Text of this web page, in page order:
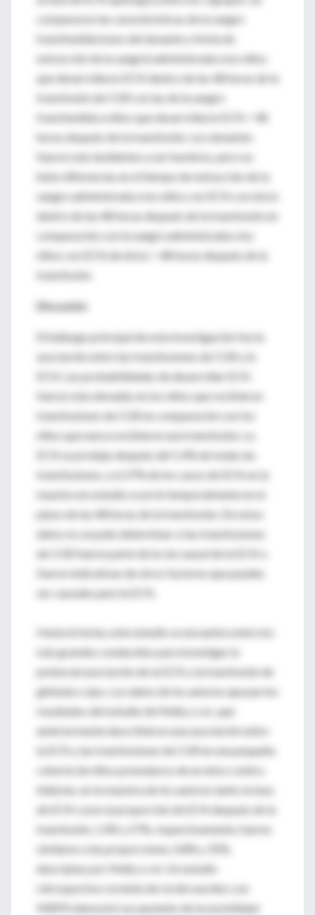
compararon las características de la sangre
transfundida (sexo del donante y fecha de
extracción de la sangre) administrada a los niños
que desarrollaron ECN dentro de las 48 horas de la
transfusión de CGR con las de la sangre
transfundida a niños que desarrollaron ECN > 48
horas después de la transfusión. Los donantes
fueron más tendientes a ser hombres, pero no
hubo diferencias en el tiempo de extracción de la
sangre administrada a los niños con ECN con inicio
dentro de las 48 horas después de la transfusión en
comparación con la sangre administrada a los
niños con ECN de inicio > 48 horas después de la
transfusión.
Discusión
El hallazgo principal de esta investigación fue la
asociación entre las transfusiones de CGR y la
ECN. Las probabilidades de desarrollar ECN
fueron más elevadas en los niños que recibieron
transfusiones de CGR en comparación con los
niños que nunca recibieron una transfusión. La
ECN se produjo después del 1.4% de todas las
transfusiones, y el 27% de los casos de ECN en la
muestra en estudio ocurrió temporalmente en el
plazo de las 48 horas de la transfusión. De estos
datos no se pudo determinar si las transfusiones
de CGR fueron parte de la vía causal de la ECN o
fueron indicativas de otros factores que pueden
ser causales para la ECN.
Hasta la fecha, este estudio se encuentra entre los
más grandes conducidos para investigar la
potencial asociación de la ECN y la transfusión de
glóbulos rojos. Los datos de los autores apoyan los
resultados del estudio de Mally y col., que
anteriormente describieron una asociación entre
la ECN y las transfusiones de CGR en una pequeña
cohorte de niños prematuros de un único centro.
Además, en la muestra de los autores tanto la tasa
de ECN como la proporción de ECN después de la
transfusión, 1.4% y 27%, respectivamente, fueron
similares a las proporciones, 0.8% y 35%,
descriptas por Mally y col. Un estudio
retrospectivo reciente de recién nacidos con
MBPN demostró un aumento de la morbilidad